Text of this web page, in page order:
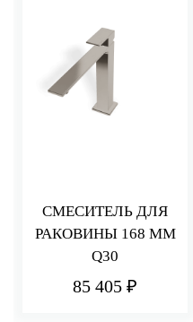
СМЕСИТЕЛЬ ДЛЯ
РАКОВИНЫ 168 ММ
Q30
85 405 ₽